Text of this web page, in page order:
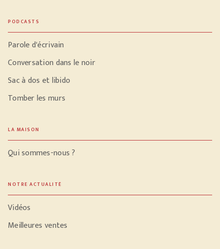
PODCASTS
Parole d'écrivain
Conversation dans le noir
Sac à dos et libido
Tomber les murs
LA MAISON
Qui sommes-nous ?
NOTRE ACTUALITÉ
Vidéos
Meilleures ventes